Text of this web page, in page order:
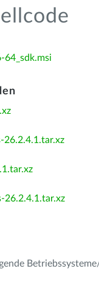
64_sdk.msi
26.2.4.1.tar.xz
26.2.4.1.tar.xz